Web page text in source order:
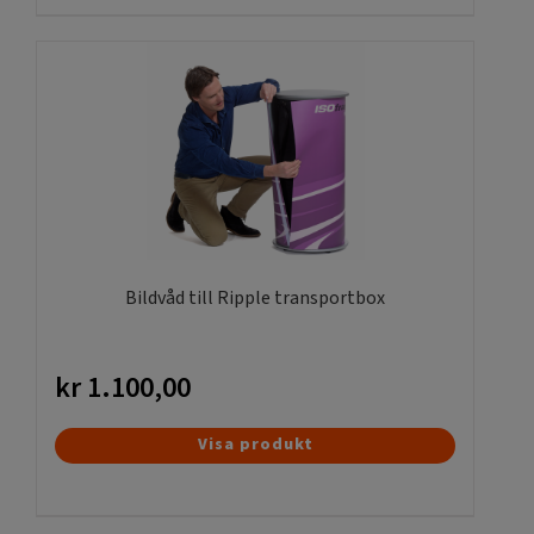
Bildvåd till Ripple transportbox
kr1.100,00
Visa produkt